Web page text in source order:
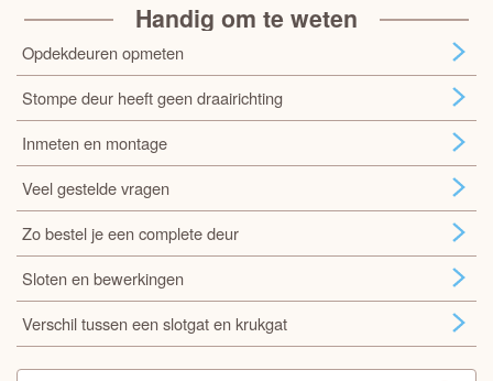
Handig om te weten
Opdekdeuren opmeten
Stompe deur heeft geen draairichting
Inmeten en montage
Veel gestelde vragen
Zo bestel je een complete deur
Sloten en bewerkingen
Verschil tussen een slotgat en krukgat